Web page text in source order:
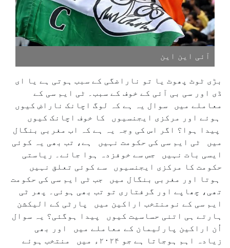
آئی این این
بڑی ٹوٹ پھوٹ یا تو ناراضگی کے سبب ہوتی ہے یا ای
ڈی اور سی بی آئی کے خوف کے سبب۔ ٹی ایم سی کے
معاملے میں سوال یہ ہے کہ لوگ اچانک ناراض کیوں
ہوئے اور مرکزی ایجنسیوں کا خوف اچانک کیوں
پیدا ہوا؟ اگر اس کی وجہ یہ ہے کہ اب مغربی بنگال
میں ٹی ایم سی کی حکومت نہیں ہے، تب بھی یہ کوئی
ایسی بات نہیں جس سے خوفزدہ ہوا جائے۔ ریاستی
حکومت کا مرکزی ایجنسیوں سے کوئی تعلق نہیں
ہوتا اور مغربی بنگال میں جب ٹی ایم سی کی حکومت
تھی، چھاپے اور گرفتاری تو تب بھی ہوئی۔ پھر ٹی
ایم سی کے نومنتخب اراکین میں پارٹی کے الیکشن
ہارتے ہی اتنی حساسیت کیوں پیدا ہوگئی؟ یہ سوال
اُن اراکین پارلیمان کے معاملے میں اور بھی
زیادہ اہم ہوجاتا ہے جو ۲۰۲۴ء میں منتخب ہوئے